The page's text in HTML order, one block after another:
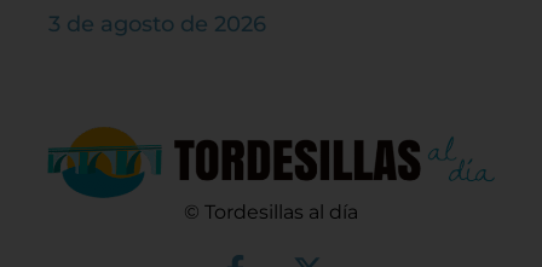
3 de agosto de 2026
© Tordesillas al día